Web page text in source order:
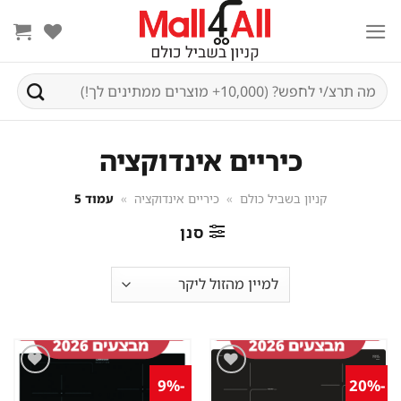
content
חיפוש
עבור:
כיריים אינדוקציה
קניון בשביל כולם » כיריים אינדוקציה » עמוד 5
סנן
-20%
שמור
-9%